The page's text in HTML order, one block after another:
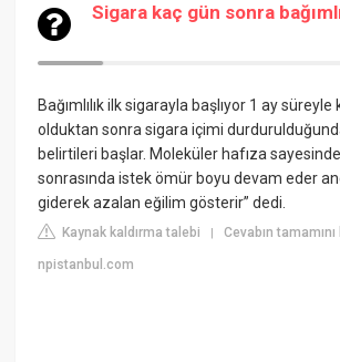
Sigara kaç gün sonra
Bağımlılık ilk sigarayla başlıyor 1 ay süreyle
olduktan sonra sigara içimi
belirtileri başlar. Moleküler hafıza
sonrasında istek ömür boyu devam eder
giderek azalan eğilim gösterir” dedi.
Kaynak kaldırma talebi |Cevabın
npistanbul.com